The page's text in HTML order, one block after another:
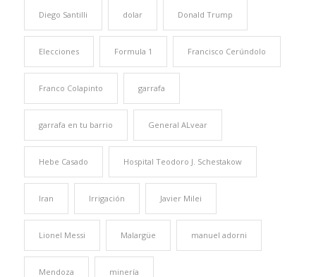
Diego Santilli dolar Donald Trump
Elecciones Formula 1 Francisco Cerúndolo
Franco Colapinto garrafa
garrafa en tu barrio General ALvear
Hebe Casado Hospital Teodoro J. Schestakow
Iran Irrigación Javier Milei
Lionel Messi Malargüe manuel adorni
Mendoza minería